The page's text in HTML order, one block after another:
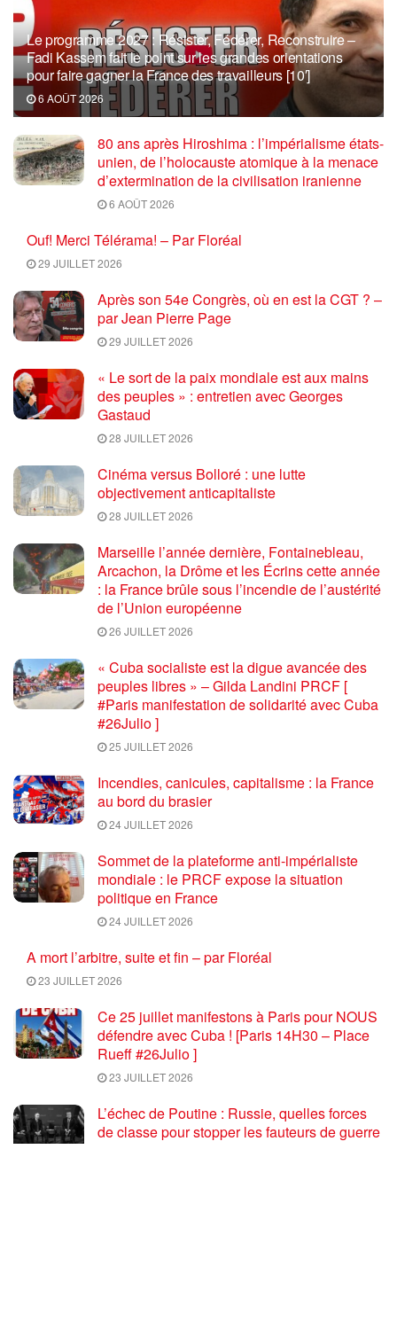
Le programme 2027 : Résister, Fédérer, Reconstruire –
Fadi Kassem fait le point sur les grandes orientations
pour faire gagner la France des travailleurs [10′]
6 AOÛT 2026
80 ans après Hiroshima : l’impérialisme états-
unien, de l’holocauste atomique à la menace
d’extermination de la civilisation iranienne
6 AOÛT 2026
Ouf! Merci Télérama! – Par Floréal
29 JUILLET 2026
Après son 54e Congrès, où en est la CGT ? –
par Jean Pierre Page
29 JUILLET 2026
« Le sort de la paix mondiale est aux mains
des peuples » : entretien avec Georges
Gastaud
28 JUILLET 2026
Cinéma versus Bolloré : une lutte
objectivement anticapitaliste
28 JUILLET 2026
Marseille l’année dernière, Fontainebleau,
Arcachon, la Drôme et les Écrins cette année
: la France brûle sous l’incendie de l’austérité
de l’Union européenne
26 JUILLET 2026
« Cuba socialiste est la digue avancée des
peuples libres » – Gilda Landini PRCF [
#Paris manifestation de solidarité avec Cuba
#26Julio ]
25 JUILLET 2026
Incendies, canicules, capitalisme : la France
au bord du brasier
24 JUILLET 2026
Sommet de la plateforme anti-impérialiste
mondiale : le PRCF expose la situation
politique en France
24 JUILLET 2026
A mort l’arbitre, suite et fin – par Floréal
23 JUILLET 2026
Ce 25 juillet manifestons à Paris pour NOUS
défendre avec Cuba ! [Paris 14H30 – Place
Rueff #26Julio ]
23 JUILLET 2026
L’échec de Poutine : Russie, quelles forces
de classe pour stopper les fauteurs de guerre